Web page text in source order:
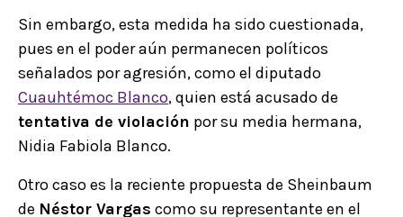
Sin embargo, esta medida ha sido cuestionada,
pues en el poder aún permanecen políticos
señalados por agresión, como el diputado
Cuauhtémoc Blanco, quien está acusado de
tentativa de violación por su media hermana,
Nidia Fabiola Blanco.
Otro caso es la reciente propuesta de Sheinbaum
de Néstor Vargas como su representante en el